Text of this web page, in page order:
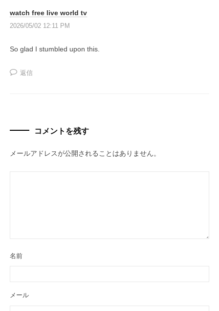
watch free live world tv
2026/05/02 12:11 PM
So glad I stumbled upon this.
返信
コメントを残す
メールアドレスが公開されることはありません。
名前
メール